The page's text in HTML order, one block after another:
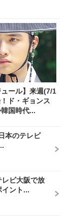
ュール】来週(7/1
ド・ギョンス
国時代...
本のテレビ
ビ大阪で放
ント...